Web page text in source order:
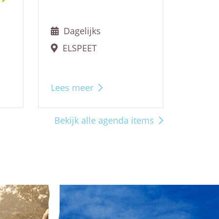
Dagelijks
ELSPEET
Lees meer
Bekijk alle agenda items